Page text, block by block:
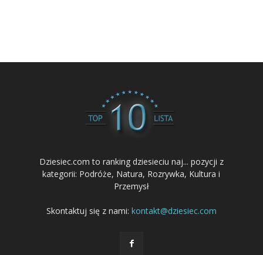
Dziesiec.com to ranking dziesieciu naj... pozycji z
kategorii: Podróże, Natura, Rozrywka, Kultura i
Przemysł
Skontaktuj się z nami: kontakt@dziesiec.com